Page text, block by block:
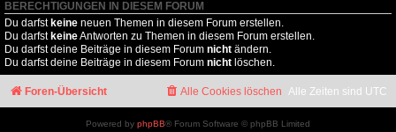
BERECHTIGUNGEN IN DIESEM FORUM
Du darfst keine neuen Themen in diesem Forum erstellen.
Du darfst keineAntworten zu Themen in diesem Forum erstellen.
Du darfst deine Beiträge in diesem Forum nicht ändern.
Du darfst deine Beiträge in diesem Forum nicht löschen.
Foren-Übersicht Alle Zeiten sind UTC
Alle Cookies löschen
Powered by phpBB® Forum Software © phpBB Limited